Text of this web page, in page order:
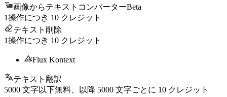
画像からテキストコンバーターBeta
1操作につき 10 クレジット
テキスト削除
1操作につき 10 クレジット
Flux Kontext
テキスト翻訳
5000 文字以下無料、以降 5000 文字ごとに 10 クレジット